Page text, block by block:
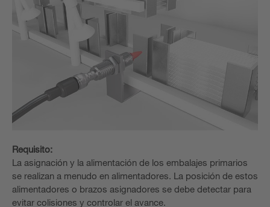
Requisito:
La asignación y la alimentación de los embalajes primarios
se realizan a menudo en alimentadores. La posición de estos
alimentadores o brazos asignadores se debe detectar para
evitar colisiones y controlar el avance.